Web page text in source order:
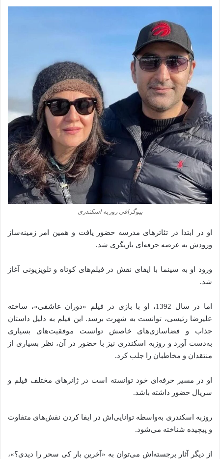
بیوگرافی روزبه اسکندری
او در ابتدا در تئاترهای مدرسه حضور یافت و همین امر زمینه‌ساز
ورودش به عرصه حرفه‌ای بازیگری شد.
ورود او به سینما با ایفای نقش در فیلم‌های کوتاه و تلویزیونی آغاز
شد.
اما در سال 1392، او با بازی در فیلم «دوران عاشقی»، ساخته
علیرضا رئیسی، توانست به شهرت برسد. این فیلم به دلیل داستان
جذاب و فضاسازی‌های خاصش توانست موفقیت‌های بسیاری
به‌دست آورد و روزبه اسکندری نیز با حضور در آن، نظر بسیاری از
منتقدان و مخاطبان را جلب کرد.
او در مسیر حرفه‌ای خود توانسته است در ژانرهای مختلف فیلم و
سریال حضور داشته باشد.
روزبه اسکندری به‌واسطه توانایی‌اش در ایفا کردن نقش‌های متفاوت
و پیچیده شناخته می‌شود.
از دیگر آثار برجسته‌اش می‌توان به «آخرین بار کی سحر را دیدی؟»،